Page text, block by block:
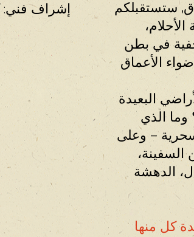
إشراف فني:
ستستقبلكم
في بطن
الأعماق
البعيدة
الذي
– وعلى
الدهشة
كل منها